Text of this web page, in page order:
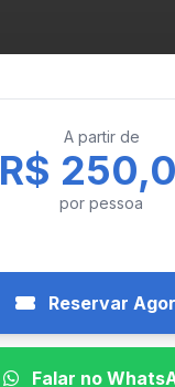
A partir de
R$
por pessoa
Reservar
Falar no